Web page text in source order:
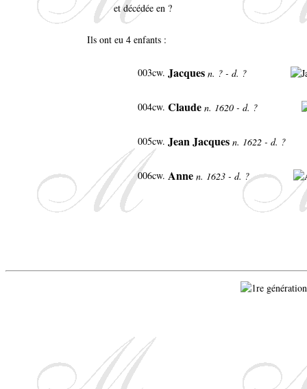
et décédée en ?
Ils ont eu 4 enfants :
003cw. Jacques n. ? - d. ?
004cw. Claude n. 1620 - d. ?
005cw. Jean Jacques n. 1622 - d. ?
006cw. Anne n. 1623 - d. ?